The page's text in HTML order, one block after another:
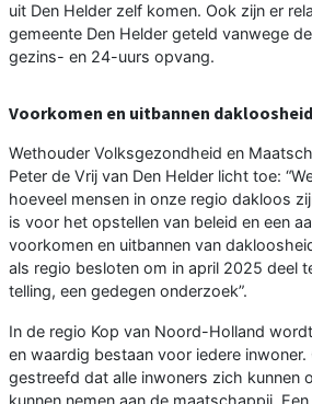
uit Den Helder zelf komen. Ook zijn er
gemeente Den Helder geteld vanwege
gezins- en 24-uurs opvang.
Voorkomen en uitbannen dakloosheid
Wethouder Volksgezondheid en
Peter de Vrij van Den Helder licht toe:
hoeveel mensen in onze regio dakloos
is voor het opstellen van beleid en een
voorkomen en uitbannen van
als regio besloten om in april 2025 deel
telling, een gedegen onderzoek”.
In de regio Kop van Noord-Holland
en waardig bestaan voor iedere
gestreefd dat alle inwoners zich kunnen
kunnen nemen aan de maatschappij.